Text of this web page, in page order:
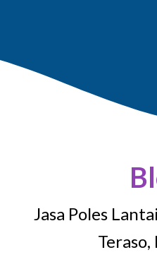
Jasa Poles